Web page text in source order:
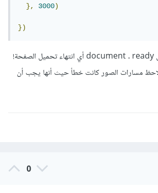
},
3000)
})
لاحظ هذه الكتابة تمثل document . ready أي انتهاء تحميل الصفحة!
مسارات الصور كانت خطأ حيث أنها يجب أن
0